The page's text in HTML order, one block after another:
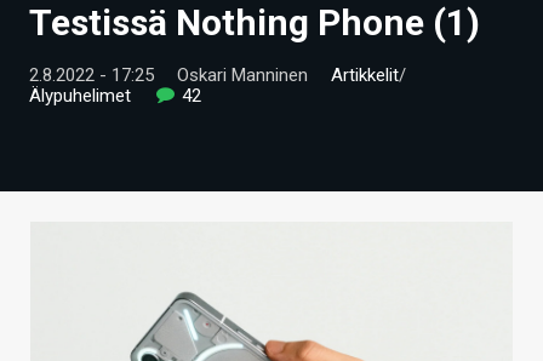
UUTISET
ARTIKKELIT
TECHBBS
Testissä Nothing Phone (1)
2.8.2022 - 17:25 Oskari Manninen Artikkelit/
Älypuhelimet
42